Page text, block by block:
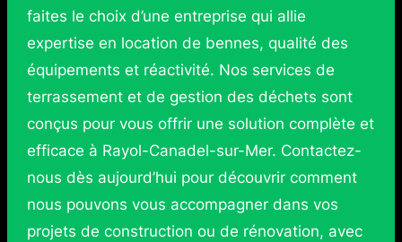
faites le choix d’une entreprise qui allie
expertise en location de bennes, qualité des
équipements et réactivité. Nos services de
terrassement et de gestion des déchets sont
conçus pour vous offrir une solution complète et
efficace à Rayol-Canadel-sur-Mer. Contactez-
nous dès aujourd’hui pour découvrir comment
nous pouvons vous accompagner dans vos
projets de construction ou de rénovation, avec